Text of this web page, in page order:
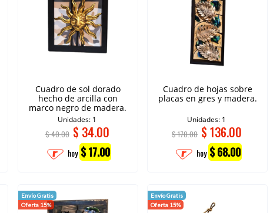
Cuadro de sol dorado
hecho de arcilla con
marco negro de madera.
Unidades: 1
$ 40.00 $ 34.00
hoy $ 17.00
Envío Gratis
Oferta 15%
Cuadro de hojas sobre
placas en gres y madera.
Unidades: 1
$ 170.00 $136.00
hoy $ 68.00
Envío Gratis
Oferta 15%